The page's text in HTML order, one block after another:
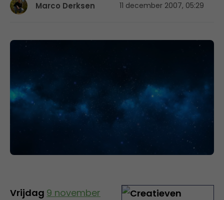
Marco Derksen 11 december 2007, 05:29
Vrijdag 9 november